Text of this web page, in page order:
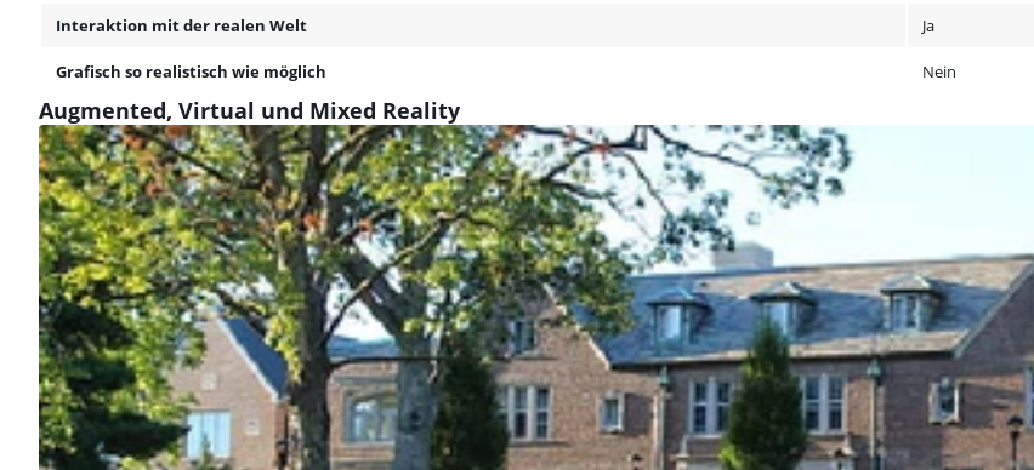
Interaktion mit der realen Welt Ja
Grafisch so realistisch wie möglich Nein
Augmented, Virtual und Mixed Reality